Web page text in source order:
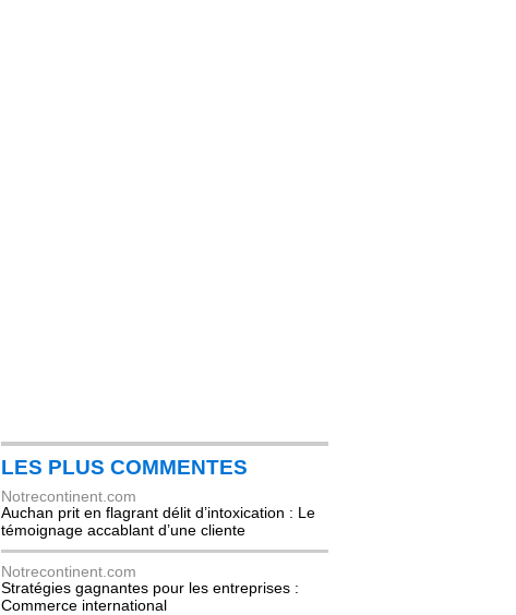
LES PLUS COMMENTES
Notrecontinent.com
Auchan prit en flagrant délit d’intoxication : Le
témoignage accablant d’une cliente
Notrecontinent.com
Stratégies gagnantes pour les entreprises :
Commerce international